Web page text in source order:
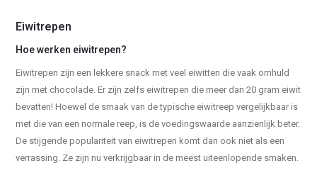
Eiwitrepen
Hoe werken eiwitrepen?
Eiwitrepen zijn een lekkere snack met veel eiwitten die vaak omhuld
zijn met chocolade. Er zijn zelfs eiwitrepen die meer dan 20 gram eiwit
bevatten! Hoewel de smaak van de typische eiwitreep vergelijkbaar is
met die van een normale reep, is de voedingswaarde aanzienlijk beter.
De stijgende populariteit van eiwitrepen komt dan ook niet als een
verrassing. Ze zijn nu verkrijgbaar in de meest uiteenlopende smaken.